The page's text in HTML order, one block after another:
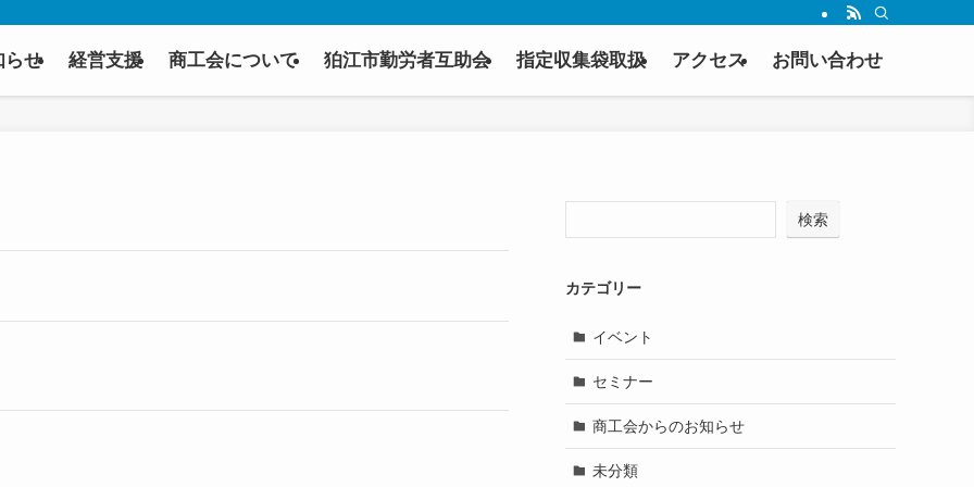
らせ 経営支援 商工会について 狛江市勤労者互助会 指定収集袋取扱 アクセス お問い合わせ
検索
カテゴリー
イベント
セミナー
商工会からのお知らせ
未分類